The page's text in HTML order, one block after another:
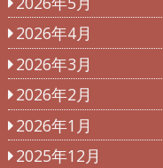
2026年4月
2026年3月
2026年2月
2026年1月
2025年12月